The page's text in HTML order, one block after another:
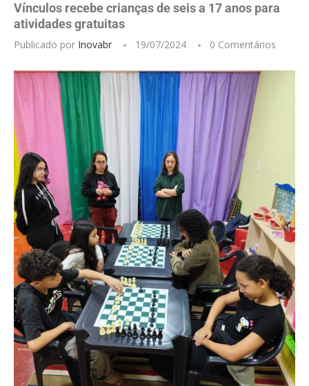
Vínculos recebe crianças de seis a 17 anos para
atividades gratuitas
Publicado por Inovabr 19/07/2024 0 Comentários